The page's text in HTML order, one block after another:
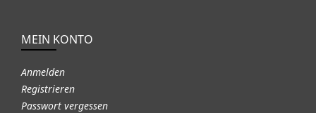
MEIN KONTO
Anmelden
Registrieren
Passwort vergessen